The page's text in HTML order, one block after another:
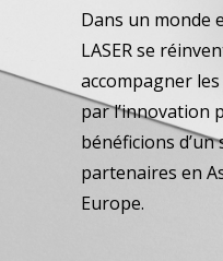
Dans un monde
LASER se
accompagner
par l’innovation
bénéficions d’un
partenaires en
Europe.